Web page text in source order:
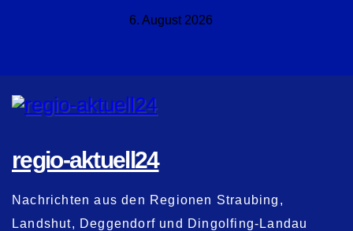
6. August 2026
regio-aktuell24
Nachrichten aus den Regionen Straubing,
Landshut, Deggendorf und Dingolfing-Landau